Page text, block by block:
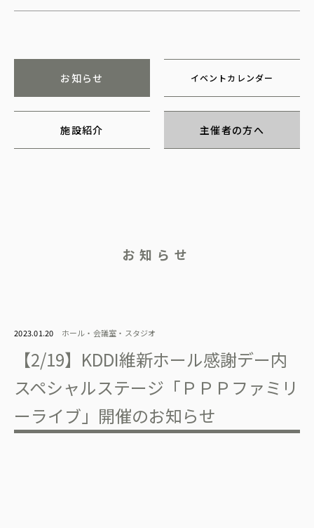
お知らせ イベントカレンダー
施設紹介 主催者の方へ
お知らせ
2023.01.20 ホール・会議室・スタジオ
【2/19】KDDI維新ホール感謝デー内
スペシャルステージ「ＰＰＰファミリ
ーライブ」開催のお知らせ